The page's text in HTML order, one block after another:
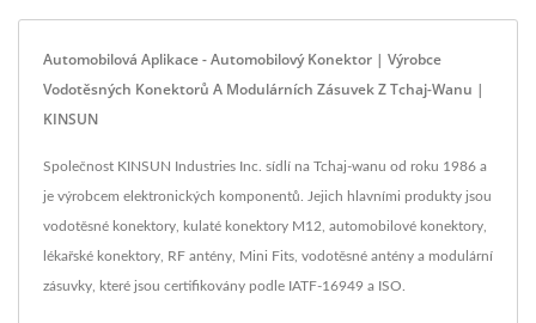
Automobilová Aplikace - Automobilový Konektor | Výrobce
Vodotěsných Konektorů A Modulárních Zásuvek Z Tchaj-Wanu |
KINSUN
Společnost KINSUN Industries Inc. sídlí na Tchaj-wanu od roku 1986 a
je výrobcem elektronických komponentů. Jejich hlavními produkty jsou
vodotěsné konektory, kulaté konektory M12, automobilové konektory,
lékařské konektory, RF antény, Mini Fits, vodotěsné antény a modulární
zásuvky, které jsou certifikovány podle IATF-16949 a ISO.